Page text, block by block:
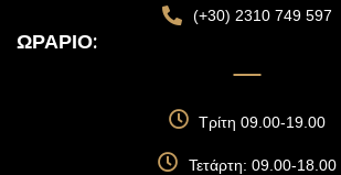
(+30) 2310 749 597
ΩΡΆΡΙΟ:
Τρίτη 09.00-19.00
Τετάρτη: 09.00-18.00